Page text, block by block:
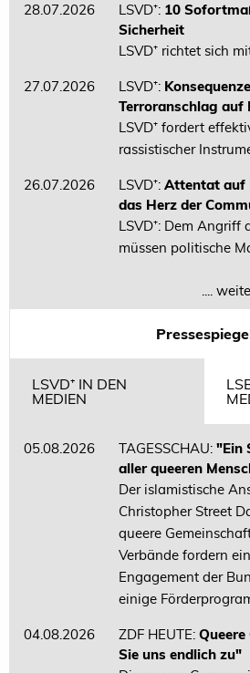
28.07.2026 LSVD⁺: 10
Sicherheit
LSVD⁺ richtet sich
27.07.2026 LSVD⁺:
Terroranschlag auf
LSVD⁺ fordert
rassistischer
26.07.2026 LSVD⁺: Attentat auf
das Herz der
LSVD⁺: Dem Angriff
müssen politische
....
LSVD⁺ IN DEN
MEDIEN
05.08.2026 TAGESSCHAU: "Ein
aller queeren
Der islamistische
Christopher Street
queere
Verbände fordern
Engagement der
einige
04.08.2026 ZDF HEUTE:
Sie uns endlich zu"